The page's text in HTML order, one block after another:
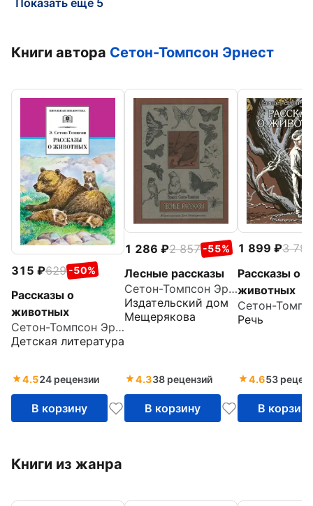
Показать еще 5
Книги автора Сетон-Томпсон Эрнест
315 629 -50%
Рассказы о
животных
Сетон-Томпсон Эрнест
Детская литература
4.524 рецензии
В корзину
1 286 2 857 -55%
Лесные рассказы
Сетон-Томпсон Эрнест
Издательский дом
Мещерякова
4.338 рецензий
В корзину
1 899
3 797
Рассказы о
животных
Речь
4.653
В корзину
Книги из жанра